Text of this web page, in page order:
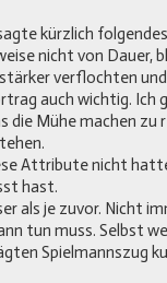
kürzlich
nicht von Dauer,
verflochten
auch wichtig. Ich
die Mühe machen
Attribute nicht
hast.
als je zuvor. Nicht
tun muss. Selbst
Spielmannszug